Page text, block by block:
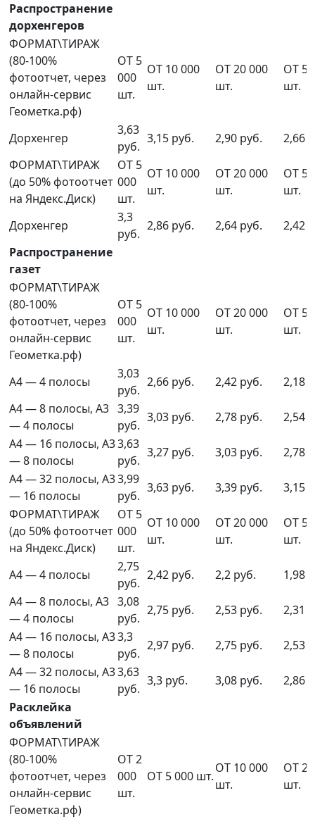
Распространение
дорхенгеров
ФОРМАТ\ТИРАЖ
(80-100%
фотоотчет, через
онлайн-сервис
Геометка.рф)
ОТ 5
000
шт.
ОТ 10 000
шт.
ОТ 20 000
шт.
ОТ
шт.
Дорхенгер
3,63
руб.
3,15 руб. 2,90 руб.
2,66
ФОРМАТ\ТИРАЖ
(до 50% фотоотчет
на Яндекс.Диск)
ОТ 5
000
шт.
ОТ 10 000
шт.
ОТ 20 000
шт.
ОТ
шт.
Дорхенгер
3,3
руб.
2,86 руб. 2,64 руб.
2,42
Распространение
газет
ФОРМАТ\ТИРАЖ
(80-100%
фотоотчет, через
онлайн-сервис
Геометка.рф)
ОТ 5
000
шт.
ОТ 10 000
шт.
ОТ 20 000
шт.
ОТ
шт.
А4 — 4 полосы
3,03
руб.
2,66 руб. 2,42 руб.
2,18
А4 — 8 полосы, А3
— 4 полосы
3,39
руб.
3,03 руб. 2,78 руб.
2,54
А4 — 16 полосы, А3
— 8 полосы
3,63
руб.
3,27 руб. 3,03 руб.
2,78
А4 — 32 полосы, А3
— 16 полосы
3,99
руб.
3,63 руб. 3,39 руб.
3,15
ФОРМАТ\ТИРАЖ
(до 50% фотоотчет
на Яндекс.Диск)
ОТ 5
000
шт.
ОТ 10 000
шт.
ОТ 20 000
шт.
ОТ
шт.
А4 — 4 полосы
2,75
руб.
2,42 руб. 2,2 руб.
1,98
А4 — 8 полосы, А3
— 4 полосы
3,08
руб.
2,75 руб. 2,53 руб.
2,31
А4 — 16 полосы, А3
— 8 полосы
3,3
руб.
2,97 руб. 2,75 руб.
2,53
А4 — 32 полосы, А3
— 16 полосы
3,63
руб.
3,3 руб. 3,08 руб.
2,86
Расклейка
объявлений
ФОРМАТ\ТИРАЖ
(80-100%
фотоотчет, через
онлайн-сервис
Геометка.рф)
ОТ 2
000
шт.
ОТ 5 000 шт.
ОТ 10 000
шт.
ОТ
шт.